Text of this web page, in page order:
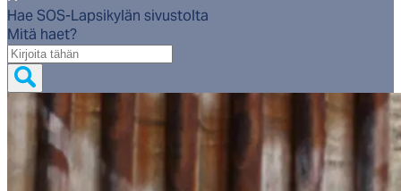
Hae SOS-Lapsikylän sivustolta
Mitä haet?
Mitä
haet?